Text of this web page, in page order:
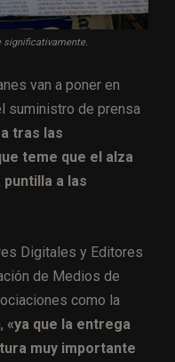
significativamente.
van a poner en
suministro de prensa
tras las
teme que el alza
a las
Digitales y Editores
de Medios de
como la
«ya que la entrega
muy importante